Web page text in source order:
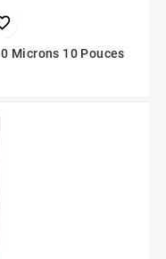
Microns 10 Pouces